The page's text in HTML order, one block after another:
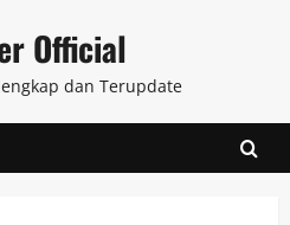
Official
dan Terupdate